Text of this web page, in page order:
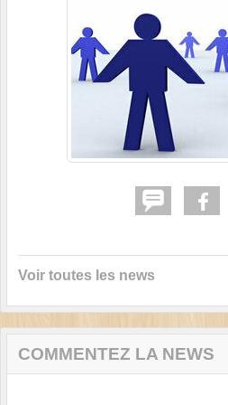
Voir toutes les news
COMMENTEZ LA NEWS